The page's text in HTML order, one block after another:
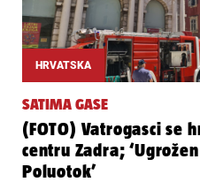
HRVATSKA
SATIMA GASE
(FOTO) Vatrogasci se
centru Zadra;
Poluotok’